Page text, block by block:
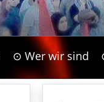
⊙ Wer wir sind